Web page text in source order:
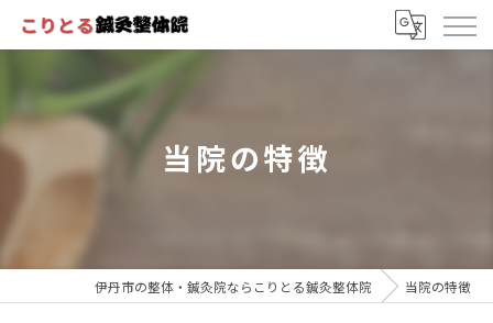
当院の特徴
伊丹市の整体・鍼灸院ならこりとる鍼灸整体院 当院の特徴